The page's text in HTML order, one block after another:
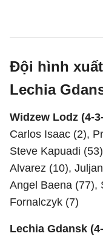
Đội hình
Lechia
Widzew Lodz (4-
Carlos Isaac (2),
Steve Kapuadi
Alvarez (10),
Angel Baena (77),
Fornalczyk (7)
Lechia Gdansk